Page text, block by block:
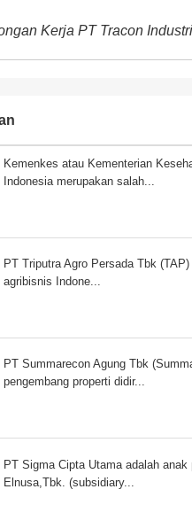
Kerja PT Tracon Industri
Kemenkes atau Kementerian
Indonesia merupakan salah...
PT Triputra Agro Persada Tbk
agribisnis Indone...
PT Summarecon Agung Tbk
pengembang properti didir...
PT Sigma Cipta Utama adalah anak
Elnusa,Tbk. (subsidiary...